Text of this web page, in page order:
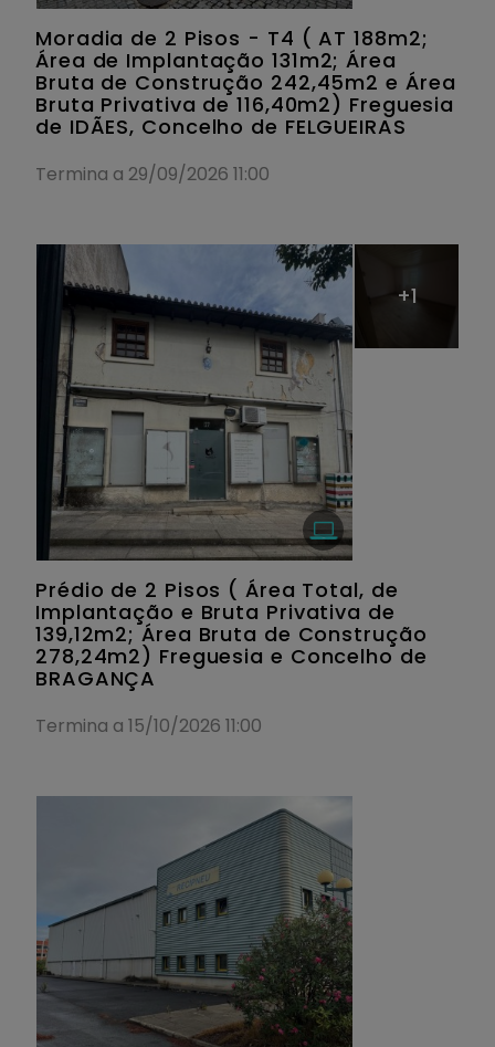
Moradia de 2 Pisos - T4 ( AT 188m2;
Área de Implantação 131m2; Área
Bruta de Construção 242,45m2 e Área
Bruta Privativa de 116,40m2) Freguesia
de IDÃES, Concelho de FELGUEIRAS
Termina a 29/09/2026 11:00
+1
Prédio de 2 Pisos ( Área Total, de
Implantação e Bruta Privativa de
139,12m2; Área Bruta de Construção
278,24m2) Freguesia e Concelho de
BRAGANÇA
Termina a 15/10/2026 11:00